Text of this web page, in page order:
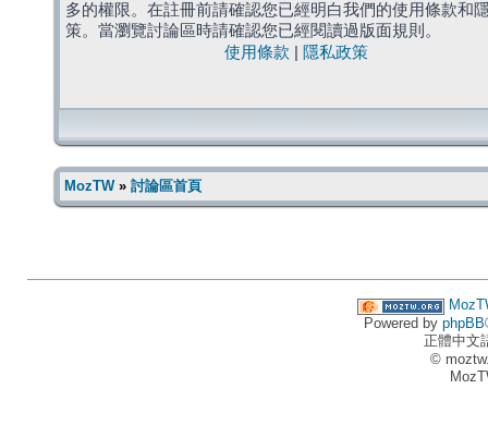
多的權限。在註冊前請確認您已經明白我們的使用條款和
策。當瀏覽討論區時請確認您已經閱讀過版面規則。
使用條款
隱私政策
MozTW» 討論區首頁
Powered by phpBB
正體中文
©